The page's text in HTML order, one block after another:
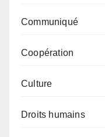
Communiqué
Coopération
Culture
Droits humains